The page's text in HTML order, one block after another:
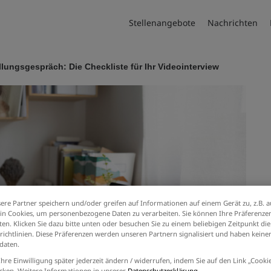
Stellenangebote Nachrichten
Die Checkliste für Ihr Videointerview
Partner speichern und/oder greifen auf Informationen auf einem Gerät zu, z.B.
Cookies, um personenbezogene Daten zu verarbeiten. Sie können Ihre
Klicken Sie dazu bitte unten oder besuchen Sie zu einem beliebigen Zeitpunkt
Diese Präferenzen werden unseren Partnern signalisiert und haben
Einwilligung später jederzeit ändern / widerrufen, indem Sie auf den Link